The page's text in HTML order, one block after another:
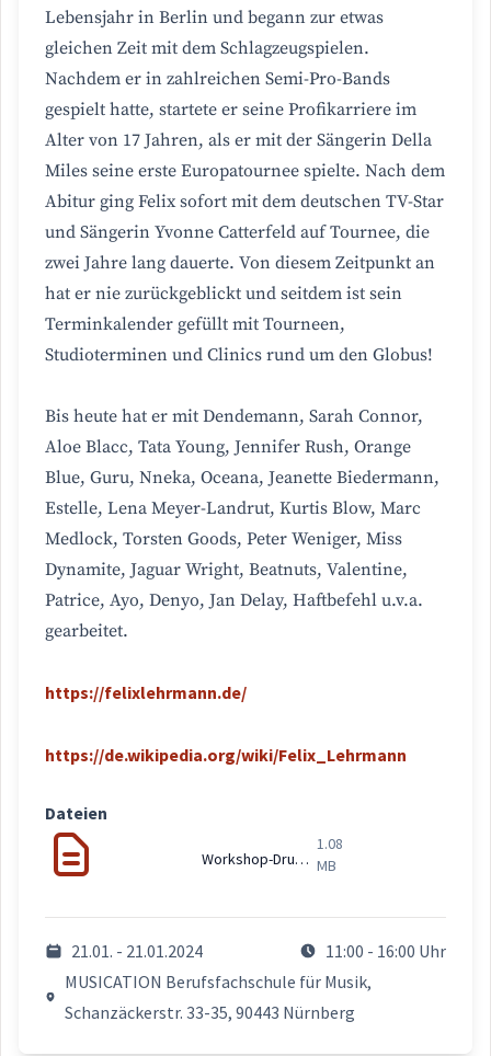
Lebensjahr in Berlin und begann zur etwas
gleichen Zeit mit dem Schlagzeugspielen.
Nachdem er in zahlreichen Semi-Pro-Bands
gespielt hatte, startete er seine Profikarriere im
Alter von 17 Jahren, als er mit der Sängerin Della
Miles seine erste Europatournee spielte. Nach dem
Abitur ging Felix sofort mit dem deutschen TV-Star
und Sängerin Yvonne Catterfeld auf Tournee, die
zwei Jahre lang dauerte. Von diesem Zeitpunkt an
hat er nie zurückgeblickt und seitdem ist sein
Terminkalender gefüllt mit Tourneen,
Studioterminen und Clinics rund um den Globus!
Bis heute hat er mit Dendemann, Sarah Connor,
Aloe Blacc, Tata Young, Jennifer Rush, Orange
Blue, Guru, Nneka, Oceana, Jeanette Biedermann,
Estelle, Lena Meyer-Landrut, Kurtis Blow, Marc
Medlock, Torsten Goods, Peter Weniger, Miss
Dynamite, Jaguar Wright, Beatnuts, Valentine,
Patrice, Ayo, Denyo, Jan Delay, Haftbefehl u.v.a.
gearbeitet.
https://felixlehrmann.de/
https://de.wikipedia.org/wiki/Felix_Lehrmann
Dateien
Workshop-Drumset-(21.01.24).pdf
1.08
MB
21.01. - 21.01.2024
11:00 - 16:00 Uhr
MUSICATION Berufsfachschule für Musik,
Schanzäckerstr. 33-35, 90443 Nürnberg